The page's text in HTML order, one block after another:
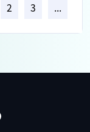
2 3 ...